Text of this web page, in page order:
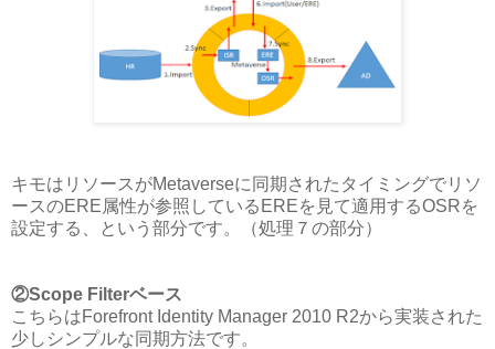
キモはリソースがMetaverseに同期されたタイミングでリソ
ースのERE属性が参照しているEREを見て適用するOSRを
設定する、という部分です。（処理７の部分）
②Scope Filterベース
こちらはForefront Identity Manager 2010 R2から実装された
少しシンプルな同期方法です。